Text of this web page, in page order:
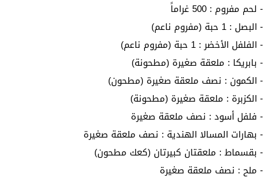
- لحم مفروم : 500 غراماً
- البصل : 1 حبة (مفروم ناعم)
- الفلفل الأخضر : 1 حبة (مفروم ناعم)
- بابريكا : ملعقة صغيرة (مطحونة)
- الكمون : نصف ملعقة صغيرة (مطحون)
- الكزبرة : ملعقة صغيرة (مطحونة)
- فلفل أسود : نصف ملعقة صغيرة
- بهارات المسالا الهندية : نصف ملعقة صغيرة
- بقسماط : ملعقتان كبيرتان (كعك مطحون)
- ملح : نصف ملعقة صغيرة